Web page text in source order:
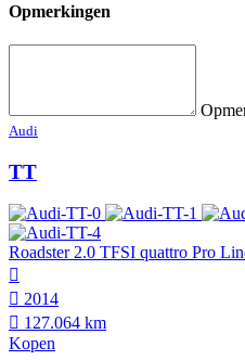
Opmerkingen
Audi
TT
Roadster 2.0 TFSI quattro Pro
2014
127.064 km
Kopen